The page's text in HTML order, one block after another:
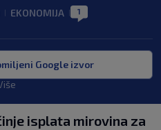
EKONOMIJA 1
Google izvor
isplata mirovina za